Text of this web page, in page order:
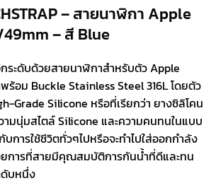
– สายนาฬิกา Apple
– สี Blue
ระดับด้วยสายนาฬิกาสำหรับตัว Apple
ร้อม Buckle Stainless Steel 316L โดยตัว
Grade Silicone หรือที่เรียกว่า ยางซิลิโคน
มนุ่มสไตล์ Silicone และความคนทนในแบบ
บการใช้ชีวิตทั่วๆไปหรือจะทำไปใส่ออกกำลัง
การที่สายมีคุณสมบัติการกันน้ำที่ดีและทน
ดับหนึ่ง